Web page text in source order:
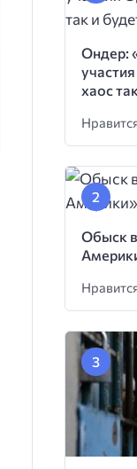
Ондер:
хаос
Обыск в